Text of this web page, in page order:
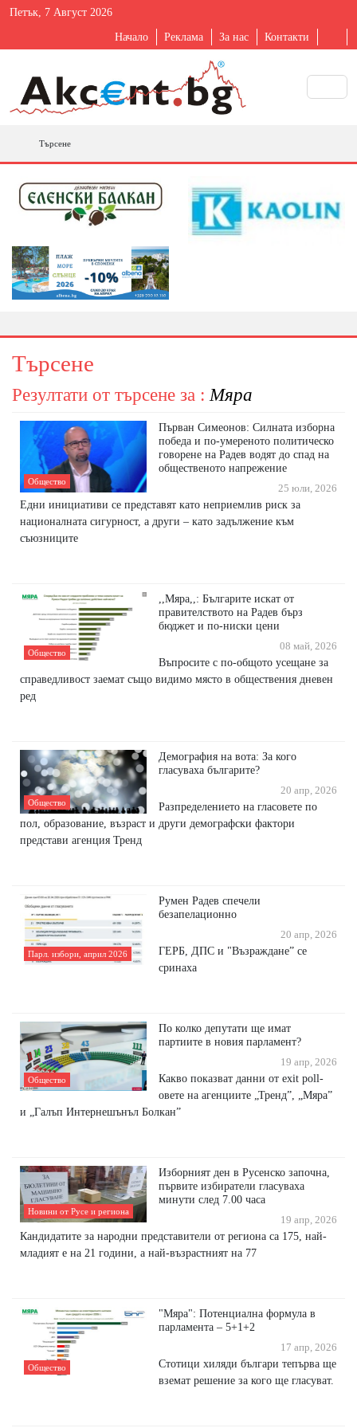
Петък, 7 Август 2026
Начало Реклама За нас Контакти
Търсене
Търсене
Резултати от търсене за :Мяра
Общество
Първан Симеонов: Силната изборна
победа и по-умереното политическо
говорене на Радев водят до спад на
общественото напрежение
25 юли, 2026
Едни инициативи се представят като неприемлив риск за
националната сигурност, а други – като задължение към
съюзниците
Общество
,,Мяра,,: Българите искат от
правителството на Радев бърз
бюджет и по-ниски цени
08 май, 2026
Въпросите с по-общото усещане за
справедливост заемат също видимо място в обществения дневен
ред
Общество
Демография на вота: За кого
гласуваха българите?
20 апр, 2026
Разпределението на гласовете по
пол, образование, възраст и други демографски фактори
представи агенция Тренд
Парл. избори, април 2026
Румен Радев спечели
безапелационно
20 апр, 2026
ГЕРБ, ДПС и "Възраждане” се
сринаха
Общество
По колко депутати ще имат
партиите в новия парламент?
19 апр, 2026
Какво показват данни от exit poll-
овете на агенциите „Тренд”, „Мяра”
и „Галъп Интернешънъл Болкан”
Новини от Русе и региона
Изборният ден в Русенско започна,
първите избиратели гласуваха
минути след 7.00 часа
19 апр, 2026
Кандидатите за народни представители от региона са 175, най-
младият е на 21 години, а най-възрастният на 77
Общество
"Мяра": Потенциална формула в
парламента – 5+1+2
17 апр, 2026
Стотици хиляди българи тепърва ще
вземат решение за кого ще гласуват.